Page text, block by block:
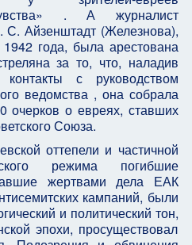
. А журналист
С. Айзенштадт (Железнова),
года, была арестована
за то, что, наладив
с руководством
ведомства , она собрала
очерков о евреях, ставших
Союза.
оттепели и частичной
режима погибшие
жертвами дела ЕАК
кампаний, были
и политический тон,
эпохи, просуществовал